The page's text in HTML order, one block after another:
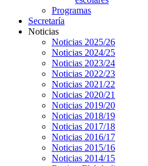
Programas
Secretaría
Noticias
Noticias 2025/26
Noticias 2024/25
Noticias 2023/24
Noticias 2022/23
Noticias 2021/22
Noticias 2020/21
Noticias 2019/20
Noticias 2018/19
Noticias 2017/18
Noticias 2016/17
Noticias 2015/16
Noticias 2014/15